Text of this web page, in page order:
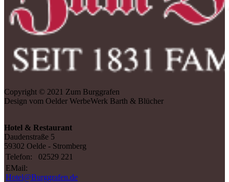
Copyright © 2021 Zum Burggrafen
Design vom Oelder WerbeWerk Barth & Blücher
Hotel & Restaurant
Daudenstraße 5
59302 Oelde - Stromberg
Telefon:
02529 221
EMail:
Hotel@Burggrafen.de